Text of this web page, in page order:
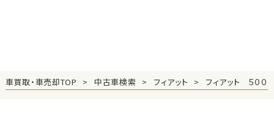
車買取・車売却TOP 中古車検索 フィアット フィアット ５００